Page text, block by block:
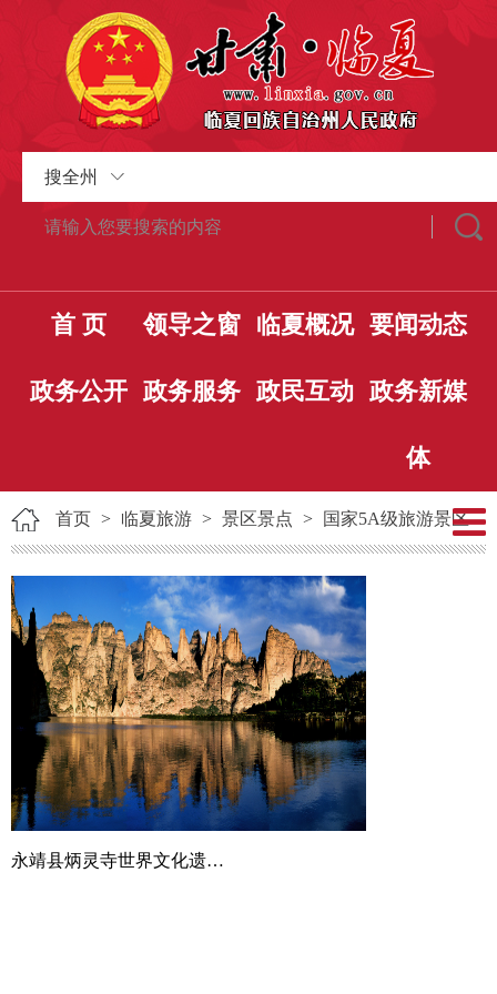
搜全州
首 页 领导之窗 临夏概况 要闻动态
政务公开 政务服务 政民互动 政务新媒
体
首页 > 临夏旅游 > 景区景点 > 国家5A级旅游景区
永靖县炳灵寺世界文化遗产旅游区（AAAAA）